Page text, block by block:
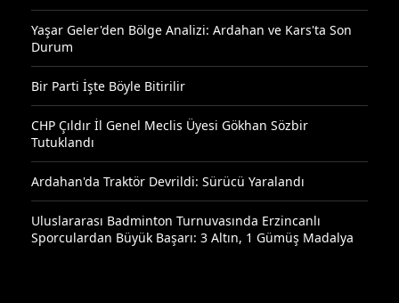
Yaşar Geler'den Bölge Analizi: Ardahan ve Kars'ta Son
Durum
Bir Parti İşte Böyle Bitirilir
CHP Çıldır İl Genel Meclis Üyesi Gökhan Sözbir
Tutuklandı
Ardahan'da Traktör Devrildi: Sürücü Yaralandı
Uluslararası Badminton Turnuvasında Erzincanlı
Sporculardan Büyük Başarı: 3 Altın, 1 Gümüş Madalya